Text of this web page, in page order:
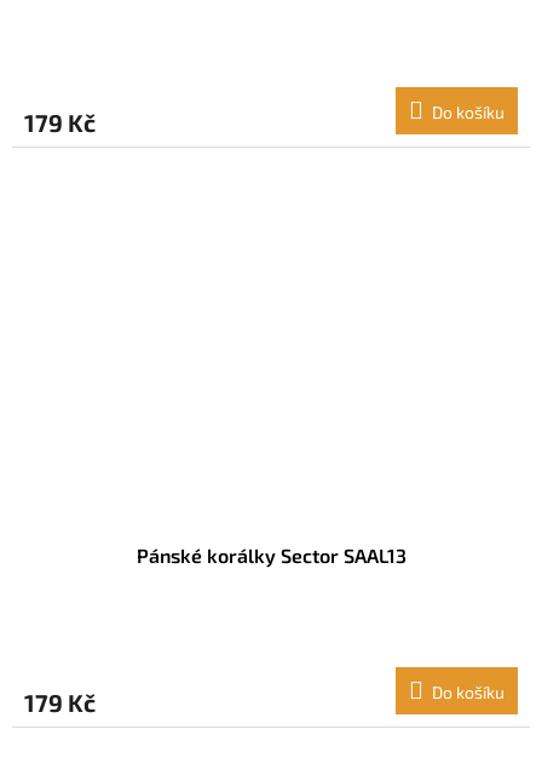
179 Kč Do košíku
Pánské korálky Sector SAAL13
179 Kč Do košíku